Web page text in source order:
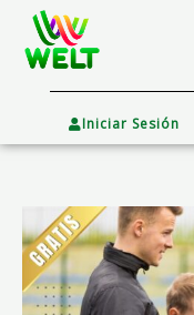
contenido
Iniciar Sesión
DEPORTE
INFANTO
JUVENIL
(Klgo.